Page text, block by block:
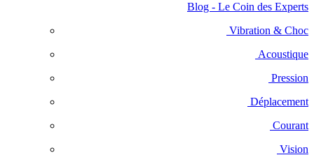
Blog - Le Coin des Experts
Vibration & Choc
Acoustique
Pression
Déplacement
Courant
Vision